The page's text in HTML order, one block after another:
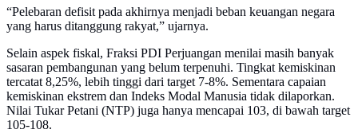
“Pelebaran defisit pada akhirnya menjadi beban keuangan negara
yang harus ditanggung rakyat,” ujarnya.
Selain aspek fiskal, Fraksi PDI Perjuangan menilai masih banyak
sasaran pembangunan yang belum terpenuhi. Tingkat kemiskinan
tercatat 8,25%, lebih tinggi dari target 7-8%. Sementara capaian
kemiskinan ekstrem dan Indeks Modal Manusia tidak dilaporkan.
Nilai Tukar Petani (NTP) juga hanya mencapai 103, di bawah target
105-108.